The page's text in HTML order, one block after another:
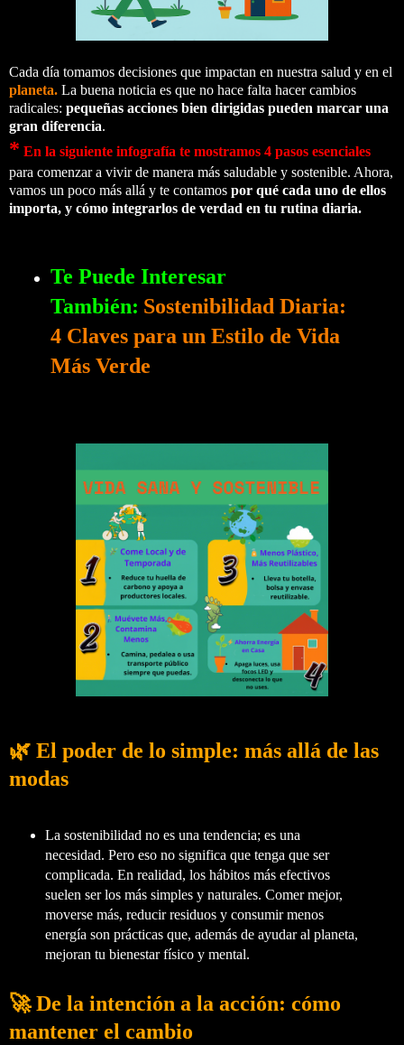
Cada día tomamos decisiones que impactan en nuestra salud y en el
planeta. La buena noticia es que no hace falta hacer cambios
radicales: pequeñas acciones bien dirigidas pueden marcar una
gran diferencia.
* En la siguiente infografía te mostramos 4 pasos esenciales
para comenzar a vivir de manera más saludable y sostenible. Ahora,
vamos un poco más allá y te contamos por qué cada uno de ellos
importa, y cómo integrarlos de verdad en tu rutina diaria.
Te Puede Interesar
También: Sostenibilidad Diaria:
4 Claves para un Estilo de Vida
Más Verde
🌿 El poder de lo simple: más allá de las
modas
La sostenibilidad no es una tendencia; es una
necesidad. Pero eso no significa que tenga que ser
complicada. En realidad, los hábitos más efectivos
suelen serlos más simples y naturales. Comer mejor,
moverse más, reducir residuos y consumir menos
energía son prácticas que, además de ayudar al planeta,
mejoran tu bienestar físico y mental.
🚀 De la intención a la acción: cómo
mantener el cambio